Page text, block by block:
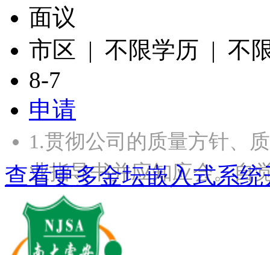
面议
市区 | 不限学历 | 不
8-7
申请
1.贯彻公司的质量方针、
业指导书并应知应会。
查看更多金坛嵌入式系